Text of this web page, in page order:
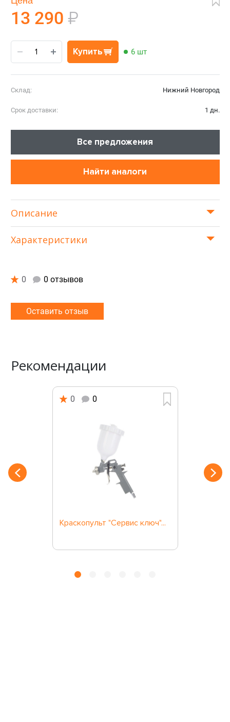
13 290 ₽
Купить 6 шт
Склад: Нижний Новгород
Срок доставки: 1 дн.
Все предложения
Найти аналоги
Описание
Характеристики
0 0 отзывов
Оставить отзыв
Рекомендации
0 0
Краскопульт "Сервис ключ"...